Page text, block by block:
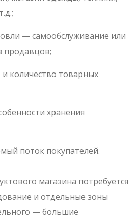
— самообслуживание или
продавцов;
и количество товарных
хранения
поток покупателей.
магазина потребуется
и отдельные зоны
— большие